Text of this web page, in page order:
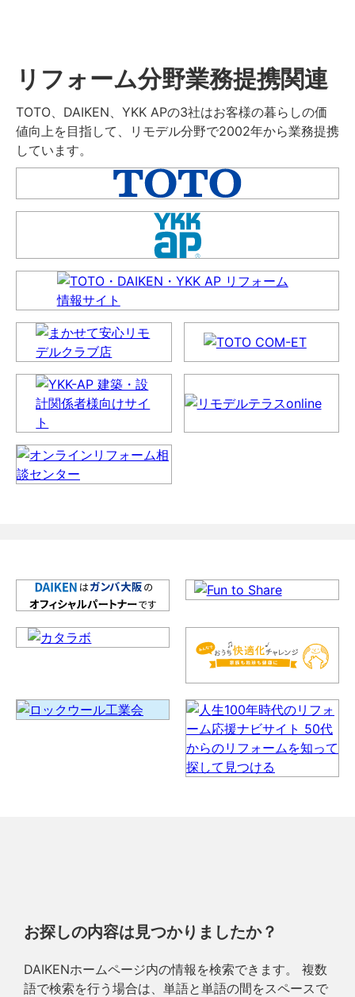
リフォーム分野業務提携関連
TOTO、DAIKEN、YKK APの3社はお客様の暮らしの価
値向上を目指して、リモデル分野で2002年から業務提携
しています。
お探しの内容は見つかりましたか？
DAIKENホームページ内の情報を検索できます。 複数
語で検索を行う場合は、単語と単語の間をスペースで